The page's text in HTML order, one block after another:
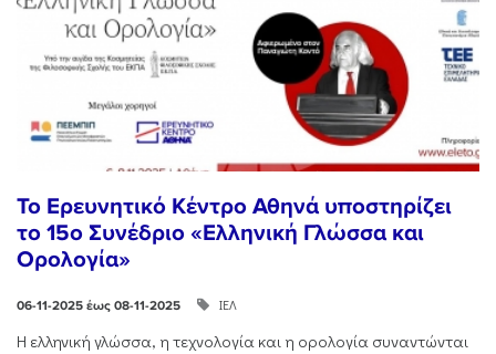
Το Ερευνητικό Κέντρο Αθηνά υποστηρίζει
το 15ο Συνέδριο «Ελληνική Γλώσσα και
Ορολογία»
06-11-2025 έως 08-11-2025 ΙΕΛ
Η ελληνική γλώσσα, η τεχνολογία και η ορολογία συναντώνται